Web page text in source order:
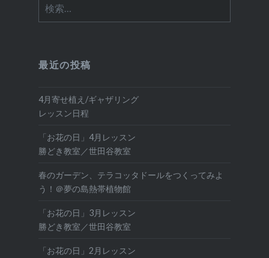
索:
最近の投稿
4月寄せ植え/ギャザリング
レッスン日程
「お花の日」4月レッスン
勝どき教室／世田谷教室
春のガーデン、テラコッタドールをつくってみよ
う！＠夢の島熱帯植物館
「お花の日」3月レッスン
勝どき教室／世田谷教室
「お花の日」2月レッスン